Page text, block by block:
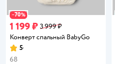
−70%
1 199 ₽ 3 999 ₽
Конверт спальный BabyGo
Рейтинг:
5
68